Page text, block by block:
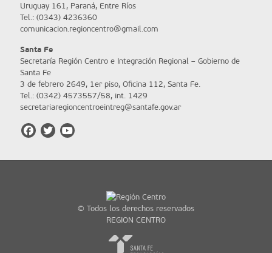
Uruguay 161, Paraná, Entre Ríos
Tel.: (0343) 4236360
comunicacion.regioncentro@gmail.com
Santa Fe
Secretaría Región Centro e Integración Regional – Gobierno de
Santa Fe
3 de febrero 2649, 1er piso, Oficina 112, Santa Fe.
Tel.: (0342) 4573557/58, int. 1429
secretariaregioncentroeintreg@santafe.gov.ar
© Todos los derechos reservados
REGION CENTRO